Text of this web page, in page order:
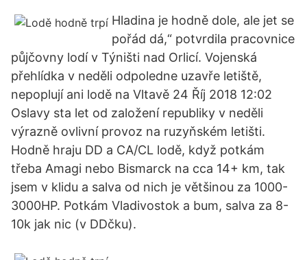
Hladina je hodně dole, ale jet se
pořád dá,“ potvrdila pracovnice
půjčovny lodí v Týništi nad Orlicí. Vojenská
přehlídka v neděli odpoledne uzavře letiště,
nepoplují ani lodě na Vltavě 24 Říj 2018 12:02
Oslavy sta let od založení republiky v neděli
výrazně ovlivní provoz na ruzyňském letišti.
Hodně hraju DD a CA/CL lodě, když potkám
třeba Amagi nebo Bismarck na cca 14+ km, tak
jsem v klidu a salva od nich je většinou za 1000-
3000HP. Potkám Vladivostok a bum, salva za 8-
10k jak nic (v DDčku).